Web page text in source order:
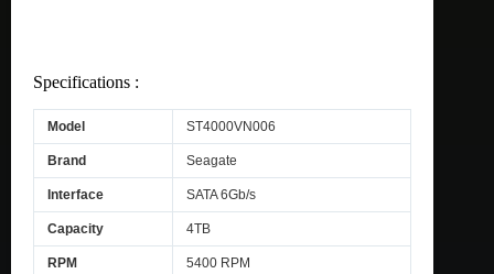
Specifications :
Model ST4000VN006
Brand Seagate
Interface SATA 6Gb/s
Capacity 4TB
RPM 5400 RPM